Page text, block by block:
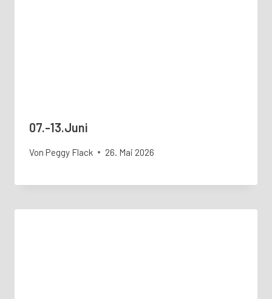
07.-13.Juni
Von Peggy Flack 26. Mai 2026